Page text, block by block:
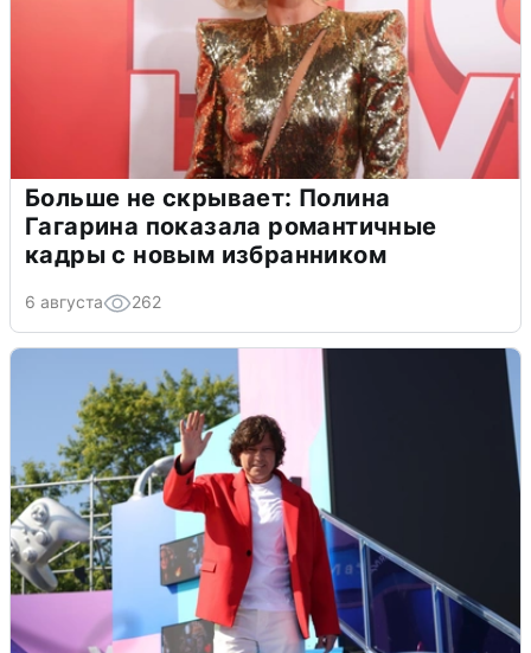
Больше не скрывает: Полина
Гагарина показала романтичные
кадры с новым избранником
6 августа 262